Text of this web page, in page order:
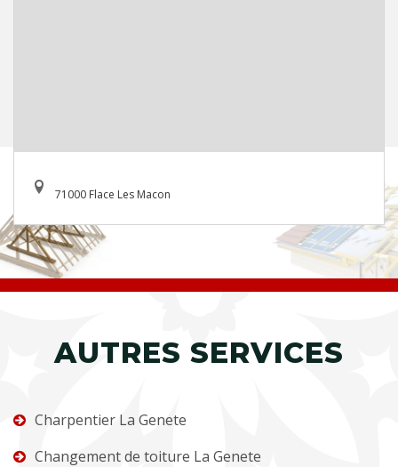
71000 Flace Les Macon
AUTRES SERVICES
Charpentier La Genete
Changement de toiture La Genete